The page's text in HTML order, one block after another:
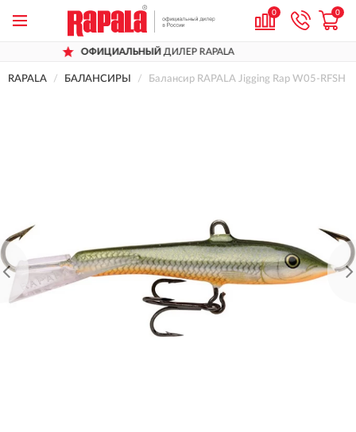
0 0
ДИЛЕР RAPALA
RAPALA БАЛАНСИРЫ Балансир RAPALA Jigging Rap W05-RFSH